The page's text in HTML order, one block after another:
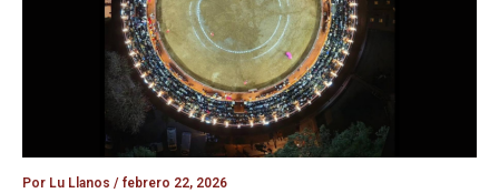
Por Lu Llanos / febrero 22, 2026